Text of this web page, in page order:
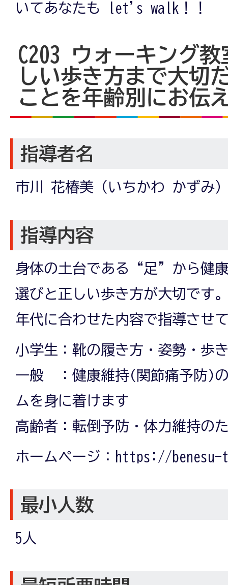
いてあなたも let's walk！！
C203 ウォーキング
しい歩き方まで大切
ことを年齢別にお伝
指導者名
市川 花椿美（いちかわ かずみ
指導内容
身体の土台である“足”から健
選びと正しい歩き方が大切です
年代に合わせた内容で指導させ
小学生：靴の履き方・姿勢・歩
一般 ：健康維持(関節痛予防)
ムを身に着けます
高齢者：転倒予防・体力維持の
ホームページ：https://benesu-
最小人数
5人